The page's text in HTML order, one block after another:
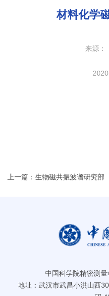
材料化学
来源
上一篇：生物磁共振波谱研究部
中国科学院精密测
地址：武汉市武昌小洪山西